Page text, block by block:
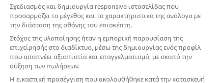
Σχεδιασμός και δημιουργία responsive ιστοσελίδας που
προσαρμόζει το μέγεθος και τα χαρακτηριστικά της ανάλογα με
την διάσταση της οθόνης του επισκέπτη.
Στόχος της υλοποίησης ήταν η εμπορική παρουσίαση της
επιχείρησής στο διαδίκτυο, μέσω της δημιουργίας ενός προφίλ
που αποπνέει αξιοπιστία και επαγγελματισμό, με σκοπό την
αύξηση των πωλήσεων.
Η εικαστική προσέγγιση που ακολουθήθηκε κατά την κατασκευή